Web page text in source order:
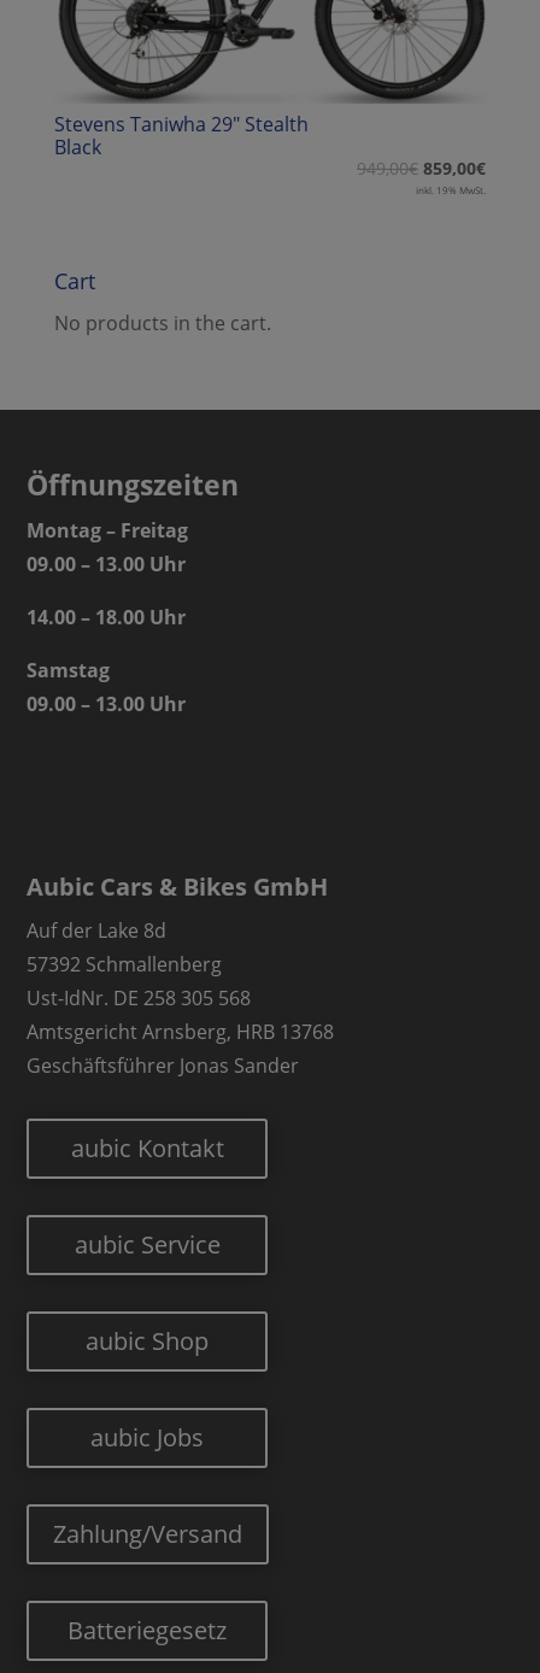
Stevens Taniwha 29″ Stealth
Black
949,00€ 859,00€
inkl. 19% MwSt.
Cart
No products in the cart.
Öffnungszeiten
Montag – Freitag
09.00 – 13.00 Uhr
14.00 – 18.00 Uhr
Samstag
09.00 – 13.00 Uhr
Aubic Cars & Bikes GmbH
Auf der Lake 8d
57392 Schmallenberg
Ust-IdNr. DE 258 305 568
Amtsgericht Arnsberg, HRB 13768
Geschäftsführer Jonas Sander
aubic Kontakt
aubic Service
aubic Shop
aubic Jobs
Zahlung/Versand
Batteriegesetz